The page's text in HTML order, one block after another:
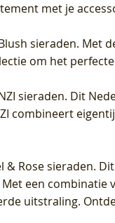
met je
sieraden.
om het
sieraden. Dit
& Rose sieraden.
een combinatie
uitstraling.